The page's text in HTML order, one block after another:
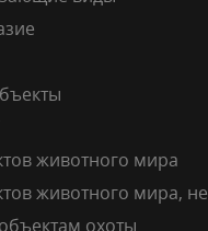
животного мира
животного мира, не
охоты